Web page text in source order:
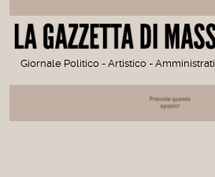
Giornale Politico - Artistico -